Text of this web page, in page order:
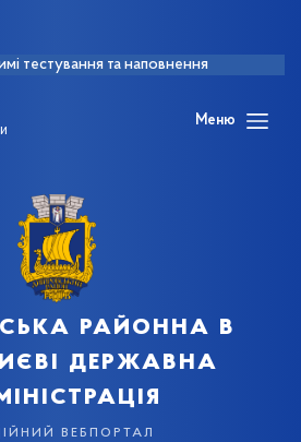
тестування та наповнення
Меню
районна в
державна
вебпортал